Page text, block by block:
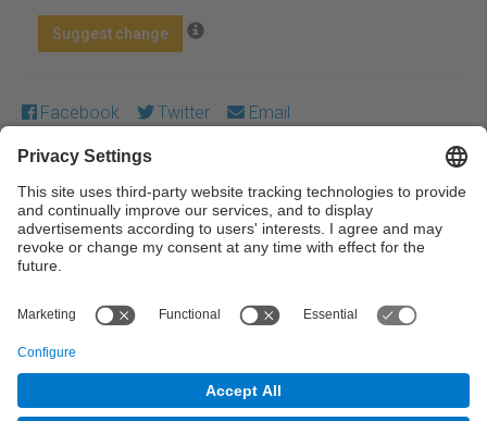
Suggest change
Facebook Twitter Email
Except where otherwise noted, content on this work is
licensed under a Creative Commons license:Attribution-
NonCommercial-NoDerivs 4.0 Generic